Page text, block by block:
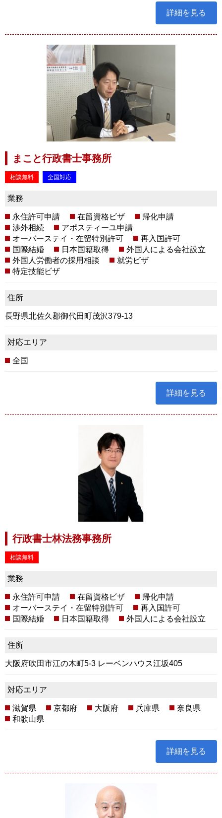
詳細を見る
まこと行政書士事務所
相談無料 全国対応
業務
永住許可申請 在留資格ビザ
帰化申請
渉外相続
アポスティーユ申請
オーバーステイ・在留特別許可
再入国許可
国際結婚
日本国籍取得
外国人による会社設立
外国人労働者の採用相談
就労ビザ
特定技能ビザ
住所
長野県北佐久郡御代田町茂沢379-13
対応エリア
全国
詳細を見る
行政書士林法務事務所
相談無料
業務
永住許可申請 在留資格ビザ
帰化申請
オーバーステイ・在留特別許可
再入国許可
国際結婚
日本国籍取得 外国人による会社設立
住所
大阪府吹田市江の木町5-3 レーベンハウス江坂405
対応エリア
滋賀県 京都府 大阪府 兵庫県
奈良県
和歌山県
詳細を見る